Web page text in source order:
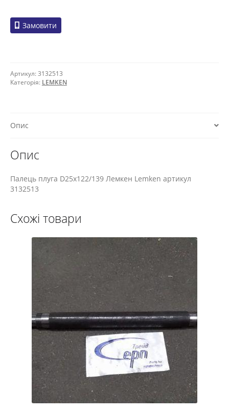
Замовити
Артикул:3132513
Категорія: LEMKEN
Опис
Опис
Палець плуга D25х122/139 Лемкен Lemken артикул
3132513
Схожі товари